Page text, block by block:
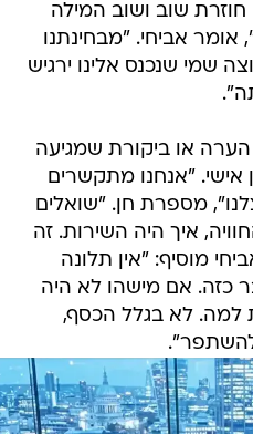
שוב ושוב המילה
אביחי. "מבחינתנו
שמי שנכנס אלינו ירגיש
הערה או ביקורת שמגיעה
"אנחנו מתקשרים
מספרת חן. "שואלים
איך היה השירות. זה
מוסיף: "אין תלונה
כזה. אם מישהו לא היה
למה. לא בגלל הכסף,